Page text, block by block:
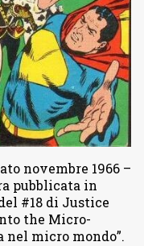
novembre 1966 –
pubblicata in
#18 di Justice
the Micro-
nel micro mondo”.